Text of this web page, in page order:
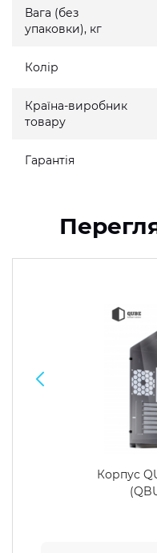
Вага (без
упаковки), кг
Колір
Країна-виробник
товару
Гарантія
Корпус